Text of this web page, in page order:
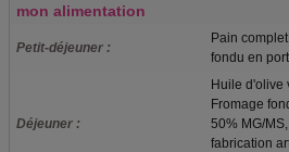
mon alimentation
Petit-déjeuner :
Pain
fondu en
Déjeuner :
Huile d'olive
Fromage
50% MG/
fabrication